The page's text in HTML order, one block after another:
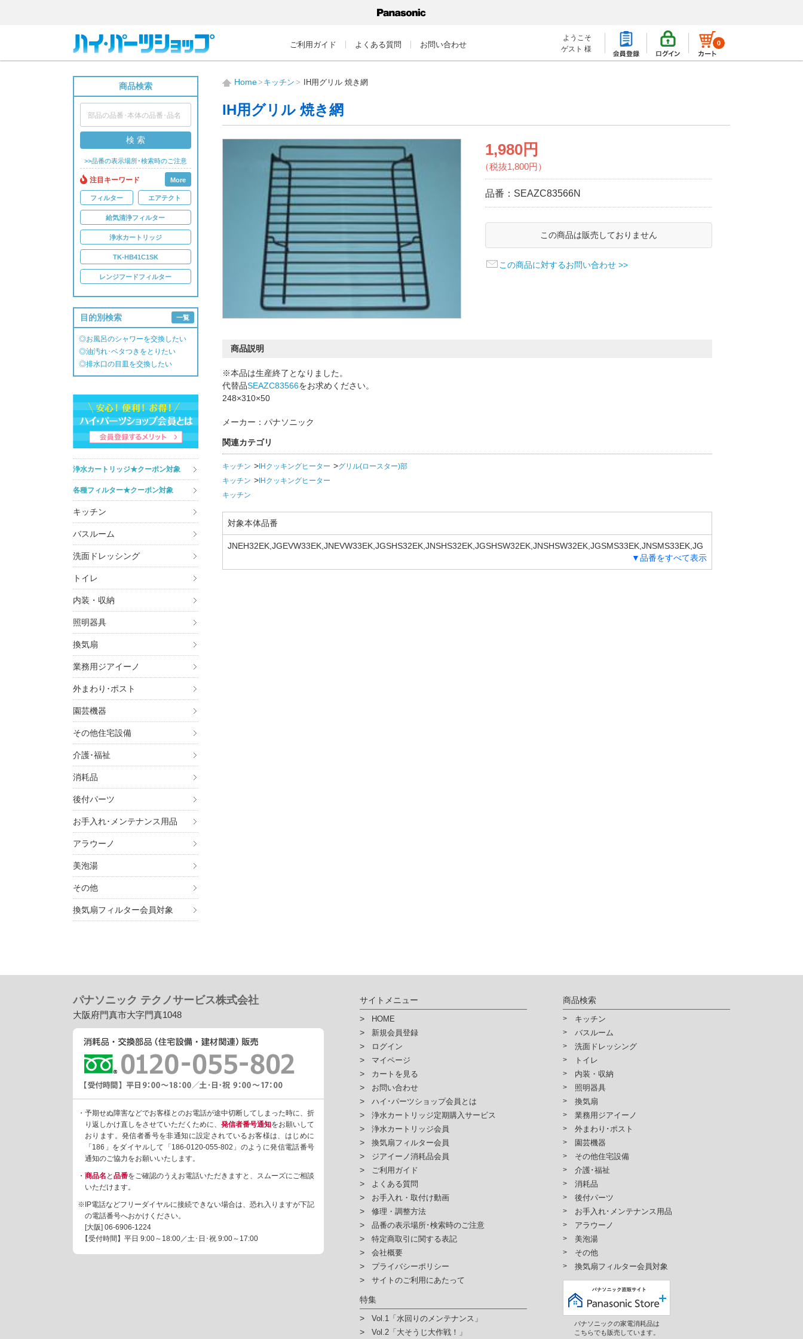
ご利用ガイド よくある質問 お問い合わせ
ようこそ
ゲスト 様
0
商品検索
検 索
>>品番の表示場所･検索時のご注意
注目キーワード More
フィルター エアテクト
給気清浄フィルター
浄水カートリッジ
TK-HB41C1SK
レンジフードフィルター
目的別検索 一覧
◎お風呂のシャワーを交換したい
◎油汚れ･ベタつきをとりたい
◎排水口の目皿を交換したい
浄水カートリッジ★クーポン対象
各種フィルター★クーポン対象
キッチン
バスルーム
洗面ドレッシング
トイレ
内装・収納
照明器具
換気扇
業務用ジアイーノ
外まわり･ポスト
園芸機器
その他住宅設備
介護･福祉
消耗品
後付パーツ
お手入れ･メンテナンス用品
アラウーノ
美泡湯
その他
換気扇フィルター会員対象
Home キッチン IH用グリル 焼き網
IH用グリル 焼き網
1,980円
（税抜1,800円）
品番： SEAZC83566N
この商品は販売しておりません
この商品に対するお問い合わせ >>
商品説明
※本品は生産終了となりました。
代替品SEAZC83566をお求めください。
248×310×50
メーカー：パナソニック
関連カテゴリ
キッチン IHクッキングヒーター
グリル(ロースター)部
キッチン
IHクッキングヒーター
キッチン
対象本体品番
JNEH32EK,JGEVW33EK,JNEVW33EK,JGSHS32EK,JNSHS32EK,JGSHSW32EK,JNSHSW32EK,JGSMS33EK,JNSMS33EK,JG
SMSW33EK,JNSMSW33EK,JGSMSW33EKF,JNSMSW33EKF,JGSTS33EK,JNSTS33EK,JGSTSW33EK,JNSTSW33EK,JGSTS
W33EKF,JNSTSW33EKF,JGSVS33EK,JNSVS33EK,JGSVSW33EK,JNSVSW33EK,JGSVSW33EKF,JNSVSW33EKF,JGSXS33E
▼品番をすべて表示
パナソニック テクノサービス株式会社
大阪府門真市大字門真1048
・予期せぬ障害などでお客様とのお電話が途中切断してしまった時に、折
り返しかけ直しをさせていただくために、 発信者番号通知をお願いして
おります。発信者番号を非通知に設定されているお客様は、はじめに
「186」をダイヤルして「186-0120-055-802」のように発信電話番号
通知のご協力をお願いいたします。
・ 商品名 と 品番をご確認のうえお電話いただきますと、スムーズにご相談
いただけます。
※IP電話などフリーダイヤルに接続できない場合は、恐れ入りますが下記
の電話番号へおかけください。
[大阪] 06-6906-1224
【受付時間】平日 9:00～18:00／土･日･祝 9:00～17:00
サイトメニュー
HOME
新規会員登録
ログイン
マイページ
カートを見る
お問い合わせ
ハイ･パーツショップ会員とは
浄水カートリッジ定期購入サービス
浄水カートリッジ会員
換気扇フィルター会員
ジアイーノ消耗品会員
ご利用ガイド
よくある質問
お手入れ・取付け動画
修理・調整方法
品番の表示場所･検索時のご注意
特定商取引に関する表記
会社概要
プライバシーポリシー
サイトのご利用にあたって
特集
Vol.1「水回りのメンテナンス」
Vol.2「大そうじ大作戦！」
商品検索
キッチン
バスルーム
洗面ドレッシング
トイレ
内装・収納
照明器具
換気扇
業務用ジアイーノ
外まわり･ポスト
園芸機器
その他住宅設備
介護･福祉
消耗品
後付パーツ
お手入れ･メンテナンス用品
アラウーノ
美泡湯
その他
換気扇フィルター会員対象
パナソニックの家電消耗品は
こちらでも販売しています。